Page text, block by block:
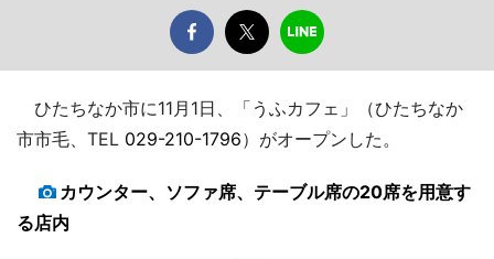
ひたちなか市に11月1日、「うふカフェ」（ひたちなか
市市毛、TEL 029-210-1796）がオープンした。
カウンター、ソファ席、テーブル席の20席を用意す
る店内